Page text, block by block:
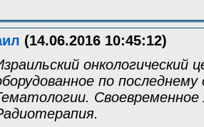
(14.06.2016 10:45:12)
онкологический
по
Своевременное